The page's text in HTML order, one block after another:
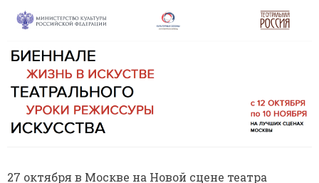
27 октября в Москве на Новой сцене театра